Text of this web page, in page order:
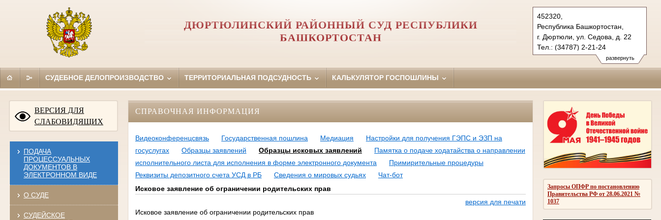
развернуть
452320,
Республика Башкортостан,
г. Дюртюли, ул. Седова, д. 22
Тел.: (34787) 2-21-24
diurtiulinsky.bkr@sudrf.ru
показать на карте
ДЮРТЮЛИНСКИЙ РАЙОННЫЙ СУД РЕСПУБЛИКИ
БАШКОРТОСТАН
СУДЕБНОЕ ДЕЛОПРОИЗВОДСТВО ТЕРРИТОРИАЛЬНАЯ ПОДСУДНОСТЬ КАЛЬКУЛЯТОР ГОСПОШЛИНЫ
ВЕРСИЯ ДЛЯ
СЛАБОВИДЯЩИХ
ПОДАЧА
ПРОЦЕССУАЛЬНЫХ
ДОКУМЕНТОВ В
ЭЛЕКТРОННОМ ВИДЕ
О СУДЕ
СУДЕЙСКОЕ
Запросы ОПФР по постановлению
Правительства РФ от 28.06.2021 №
1037
СПРАВОЧНАЯ ИНФОРМАЦИЯ
Видеоконференцсвязь Государственная пошлина Медиация
Настройки для получения ГЭПС и ЭЗП на
госуслугах
Образцы заявлений Образцы исковых заявлений
Памятка о подаче ходатайства о направлении
исполнительного листа для исполнения в форме электронного документа
Примирительные процедуры
Реквизиты депозитного счета УСД в РБ
Сведения о мировых судьях
Чат-бот
Исковое заявление об ограничении родительских прав
версия для печати
Исковое заявление об ограничении родительских прав